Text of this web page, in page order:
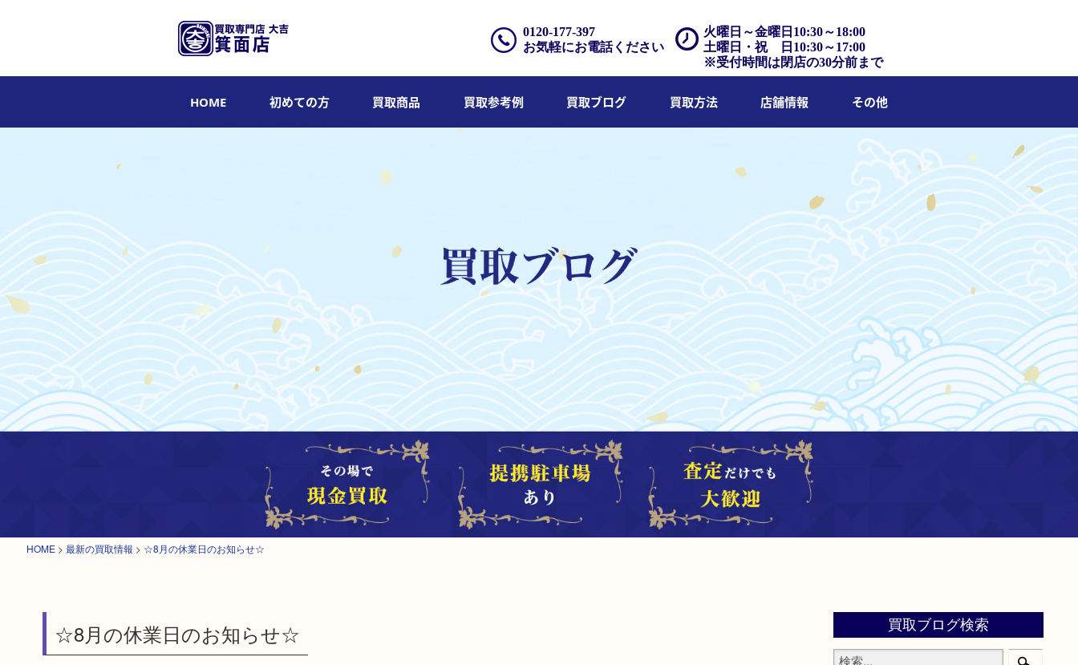
火曜日～金曜日10:30～18:00
土曜日・祝 日10:30～17:00
※受付時間は閉店の30分前まで
0120-177-397
お気軽にお電話ください
HOME 初めての方 買取商品 買取参考例 買取ブログ 買取方法 店舗情報 その他
HOME > 最新の買取情報 > ☆8月の休業日のお知らせ☆
☆8月の休業日のお知らせ☆ 買取ブログ検索